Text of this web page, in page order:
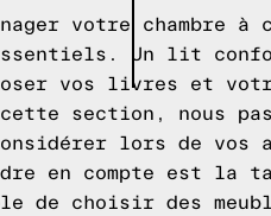
votre
Un lit
vos livres et
cette section, nous
lors de vos
en compte est
de choisir des